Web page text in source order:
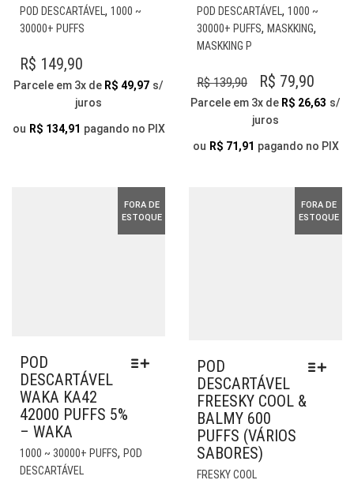
POD DESCARTÁVEL, 1000 ~
30000+ PUFFS
PRODUTO
VARIANTES.
AS
OPÇÕES
PODEM
DO
PRODUTO
R$ 149,90
Parcele em 3x de R$ 49,97 s/
juros
ou R$ 134,91 pagando no PIX
POD DESCARTÁVEL, 1000 ~
30000+ PUFFS, MASKKING,
MASKKING P
SER
DO
R$139,90
O
PREÇO
ORIGINAL
ERA:
R$ 79,90
É:
Parcele em 3x de R$ 26,63 s/
juros
ou R$ 71,91 pagando no PIX
FORA DE
ESTOQUE
POD
DESCARTÁVEL
WAKA KA42
42000 PUFFS 5%
– WAKA
1000 ~ 30000+ PUFFS, POD
DESCARTÁVEL
FORA DE
ESTOQUE
POD
DESCARTÁVEL
FREESKY COOL &
BALMY 600
PUFFS (VÁRIOS
SABORES)
FRESKY COOL